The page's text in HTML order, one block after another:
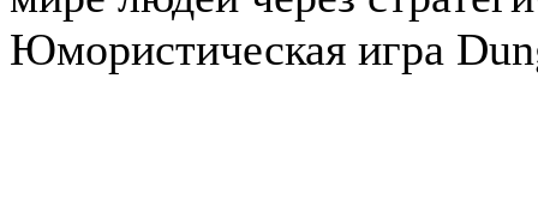
Юмористическая игра